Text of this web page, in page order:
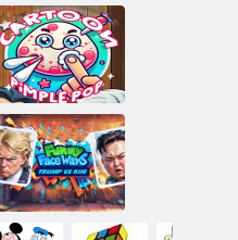
Kliknite na
kreslený
pupienok